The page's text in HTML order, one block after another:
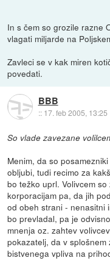
In s čem so grozile razne
vlagati miljarde na
Zavleci se v kak miren
povedati.
BBB
:: 17. feb 2005, 13:25
So vlade zavezane
Menim, da so
obljubi, tudi recimo za
bo težko uprl. Volivcem
korporacijam pa, da jih
od obeh strani - nenasitni
bo prevladal, pa je
mnenja oz. zahtev
pokazatelj, da v
bistvenega vpliva na